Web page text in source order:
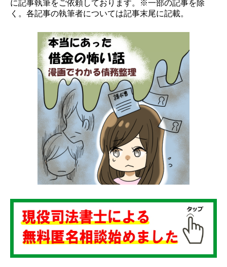
に記事執筆をご依頼しております。※一部の記事を除
く。各記事の執筆者については記事末尾に記載。